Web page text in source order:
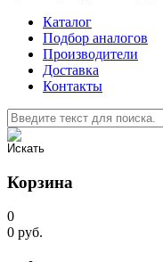
Каталог
Подбор аналогов
Производители
Доставка
Контакты
Корзина
0
0 руб.